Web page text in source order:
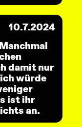
10.7.2024
damit nur
würde
ist ihr
an.